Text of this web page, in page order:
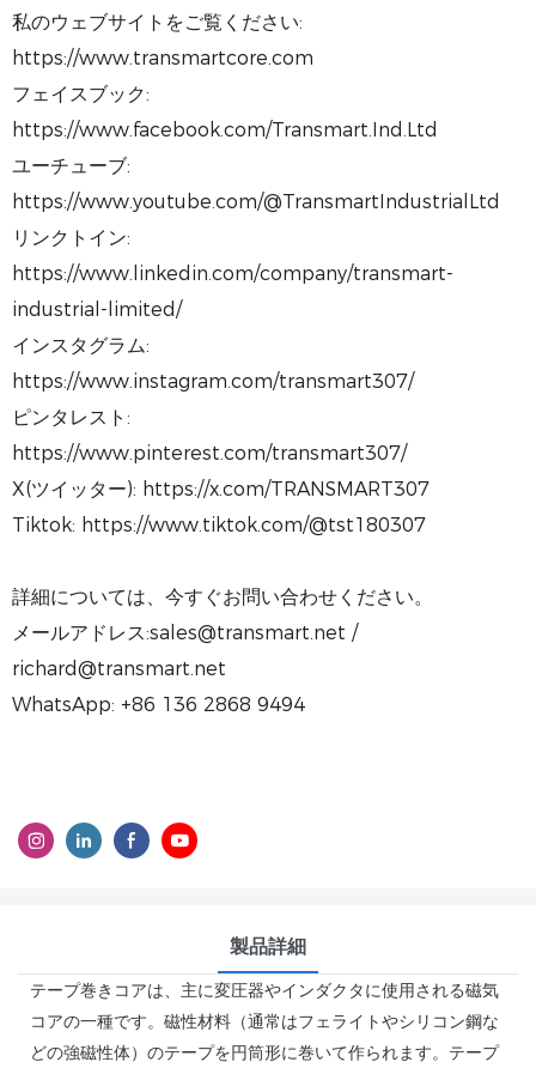
私のウェブサイトをご覧ください:
https://www.transmartcore.com
フェイスブック:
https://www.facebook.com/Transmart.Ind.Ltd
ユーチューブ:
https://www.youtube.com/@TransmartIndustrialLtd
リンクトイン:
https://www.linkedin.com/company/transmart-
industrial-limited/
インスタグラム:
https://www.instagram.com/transmart307/
ピンタレスト:
https://www.pinterest.com/transmart307/
X(ツイッター): https://x.com/TRANSMART307
Tiktok: https://www.tiktok.com/@tst180307
詳細については、今すぐお問い合わせください。
メールアドレス:sales@transmart.net /
richard@transmart.net
WhatsApp: +86 136 2868 9494
製品詳細
テープ巻きコア​​は、主に変圧器やインダクタに使用される磁気
コアの一種です。磁性材料（通常はフェライトやシリコン鋼な
どの強磁性体）のテープを円筒形に巻いて作られます。テープ